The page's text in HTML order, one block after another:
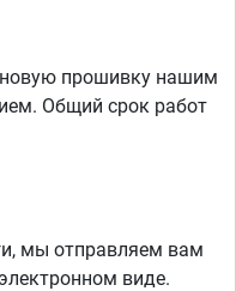
прошивку нашим
Общий срок работ
мы отправляем вам
виде.